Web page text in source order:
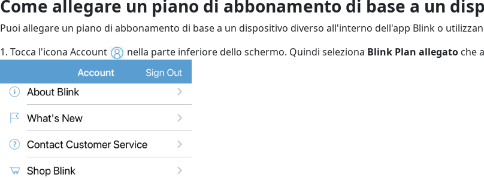
Come allegare un piano di abbonamento di base a un
Puoi allegare un piano di abbonamento di base a un dispositivo diverso all'interno dell'app Blink o
1. Tocca l'icona Account
nella parte inferiore dello schermo. Quindi seleziona Blink Plan allegato che